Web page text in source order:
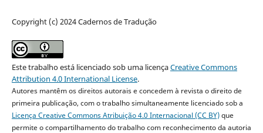
Copyright (c) 2024 Cadernos de Tradução
Este trabalho está licenciado sob uma licençaCreative Commons
Attribution 4.0 International License.
Autores mantêm os direitos autorais e concedem à revista o direito de
primeira publicação, com o trabalho simultaneamente licenciado sob a
Licença Creative Commons Atribuição 4.0 Internacional (CC BY)que
permite o compartilhamento do trabalho com reconhecimento da autoria